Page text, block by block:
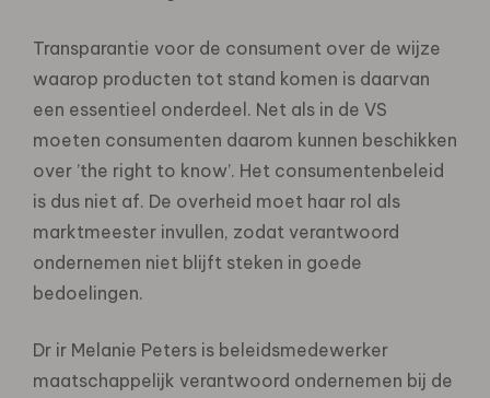
Transparantie voor de consument over de wijze
waarop producten tot stand komen is daarvan
een essentieel onderdeel. Net als in de VS
moeten consumenten daarom kunnen beschikken
over ’the right to know’. Het consumentenbeleid
is dus niet af. De overheid moet haar rol als
marktmeester invullen, zodat verantwoord
ondernemen niet blijft steken in goede
bedoelingen.
Dr ir Melanie Peters is beleidsmedewerker
maatschappelijk verantwoord ondernemen bij de